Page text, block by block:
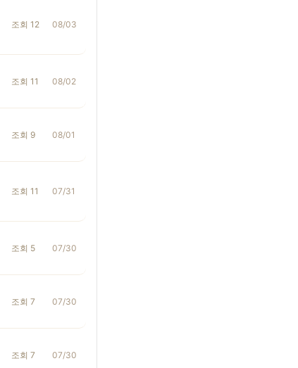
조회 12 08/03
조회 11 08/02
조회 9 08/01
조회 11 07/31
조회 5 07/30
조회 7 07/30
조회 7 07/30